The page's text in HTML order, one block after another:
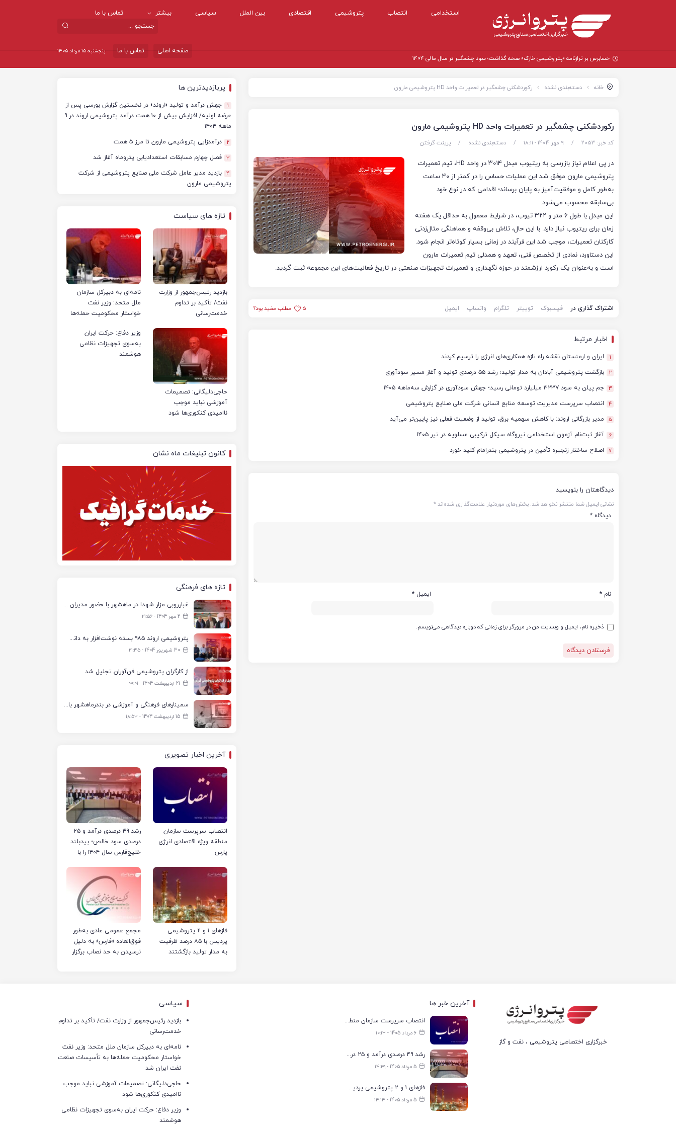
استخدامی انتصاب پتروشیمی اقتصادی بین الملل سیاسی بیشتر تماس با ما
پنجشنبه ۱۵ مرداد ۱۴۰۵ تماس با ما
صفحه اصلی
حسابرس بر ترازنامه «پتروشیمی خارک» صحه گذاشت؛ سود چشمگیر در سال مالی ۱۴۰۴
خانه دسته‌بندی نشده رکوردشکنی چشمگیر در تعمیرات واحد HD پتروشیمی مارون
رکوردشکنی چشمگیر در تعمیرات واحد HD پتروشیمی مارون
کد خبر: 2053 / 9 مهر 1404 - ۱۸:۱۱ / دسته‌بندی نشده / پرینت گرفتن
در پی اعلام نیاز بازرسی به ریتیوب مبدل ۳۰۱۴ در واحد HD، تیم تعمیرات
پتروشیمی مارون موفق شد این عملیات حساس را در کمتر از ۴۰ ساعت
به‌طور کامل و موفقیت‌آمیز به پایان برساند؛ اقدامی که در نوع خود
بی‌سابقه محسوب می‌شود.
این مبدل با طول ۶ متر و ۳۲۲ تیوب، در شرایط معمول به حداقل یک هفته
زمان برای ریتیوب نیاز دارد. با این حال، تلاش بی‌وقفه و هماهنگی مثال‌زدنی
کارکنان تعمیرات، موجب شد این فرآیند در زمانی بسیار کوتاه‌تر انجام شود.
این دستاورد، نمادی از تخصص فنی، تعهد و همدلی تیم تعمیرات مارون
است و به‌عنوان یک رکورد ارزشمند در حوزه نگهداری و تعمیرات تجهیزات صنعتی در تاریخ فعالیت‌های این مجموعه ثبت گردید.
اشتراک گذاری در فیسبوک توییتر تلگرام واتساپ ایمیل 5 مطلب مفید بود؟
اخبار مرتبط
1 ایران و ارمنستان نقشه راه تازه همکاری‌های انرژی را ترسیم کردند
2 بازگشت پتروشیمی آبادان به مدار تولید؛ رشد ۵۵ درصدی تولید و آغاز مسیر سودآوری
3 جم پیلن به سود ۳۲۳۷ میلیارد تومانی رسید؛ جهش سودآوری در گزارش سه‌ماهه ۱۴۰۵
4 انتصاب سرپرست مدیریت توسعه منابع انسانی شرکت ملی صنایع پتروشیمی
5 مدیر بازرگانی اروند: با کاهش سهمیه برق، تولید از وضعیت فعلی نیز پایین‌تر می‌آید
6 آغاز ثبت‌نام آزمون استخدامی نیروگاه سیکل ترکیبی عسلویه در تیر ۱۴۰۵
7 اصلاح ساختار زنجیره تأمین در پتروشیمی بندرامام کلید خورد
دیدگاهتان را بنویسید
نشانی ایمیل شما منتشر نخواهد شد. بخش‌های موردنیاز علامت‌گذاری شده‌اند*
دیدگاه *
نام * ایمیل *
ذخیره نام، ایمیل و وبسایت من در مرورگر برای زمانی که دوباره دیدگاهی می‌نویسم.
پربازدیدترین ها
1
جهش درآمد و تولید «اروند» در نخستین گزارش بورسی پس از
عرضه اولیه/ افزایش بیش از ۱۰ همت درآمد پتروشیمی اروند در ۹
ماهه ۱۴۰۴
2 درآمدزایی پتروشیمی مارون تا مرز ۵ همت
3 فصل چهارم مسابقات استعدادیابی پتروماه آغاز شد
4 بازدید مدیر عامل شرکت ملی صنایع پتروشیمی از شرکت
پتروشیمی مارون
تازه های سیاست
بازدید رئیس‌جمهور از وزارت
نفت/ تأکید بر تداوم
خدمت‌رسانی
نامه‌ای به دبیرکل سازمان
ملل متحد: وزیر نفت
خواستار محکومیت حمله‌ها
ایران شد
حاجی‌دلیگانی: تصمیمات
آموزشی نباید موجب
ناامیدی کنکوری‌ها شود
وزیر دفاع: حرکت ایران
به‌سوی تجهیزات نظامی
هوشمند
کانون تبلیغات ماه نشان
تازه های فرهنگی
غبارروبی مزار شهدا در ماهشهر با حضور مدیران پتروشیمی اروند و مسئولان شهری
2 مهر 1404 - ۲۱:۵۶
پتروشیمی اروند ۹۸۵ بسته نوشت‌افزار به دانش‌آموزان تحت پوشش کمیته امداد بندرماهشهر اهدا کرد
30 شهریور 1404 - ۲۱:۴۵
از کارگران پتروشیمی فن‌آوران تجلیل شد
21 اردیبهشت 1404 - ۰۰:۰۱
سمینارهای فرهنگی و آموزشی در بندرماهشهر با همکاری فرهنگ‌سرای پتروشیمی مارون
15 اردیبهشت 1404 - ۱۸:۵۳
آخرین اخبار تصویری
انتصاب سرپرست سازمان
منطقه ویژه اقتصادی انرژی
پارس
رشد ۴۹ درصدی درآمد و ۲۵
درصدی سود خالص؛ بیدبلند
خلیج‌فارس سال ۱۴۰۴ را با
رساند
فازهای ۱ و ۲ پتروشیمی
پردیس با ۸۵ درصد ظرفیت
به مدار تولید بازگشتند
مجمع عمومی عادی به‌طور
فوق‌العاده «فارس» به دلیل
نرسیدن به حد نصاب برگزار
خبرگزاری اختصاصی پتروشیمی ، نفت و گاز
آخرین خبر ها
انتصاب سرپرست سازمان منطقه ویژه اقتصادی انرژی پارس
6 مرداد 1405 - ۱۰:۱۳
رشد ۴۹ درصدی درآمد و ۲۵ درصدی سود خالص؛ بیدبلند خلیج‌فارس سال ۱۴۰۴ را با رکوردهای جدید به پایان رساند
5 مرداد 1405 - ۱۴:۲۹
فازهای ۱ و ۲ پتروشیمی پردیس با ۸۵ درصد ظرفیت به مدار تولید بازگشتند
5 مرداد 1405 - ۱۴:۱۴
سیاسی
بازدید رئیس‌جمهور از وزارت نفت/ تأکید بر تداوم
خدمت‌رسانی
نامه‌ای به دبیرکل سازمان ملل متحد: وزیر نفت
خواستار محکومیت حمله‌ها به تأسیسات صنعت
نفت ایران شد
حاجی‌دلیگانی: تصمیمات آموزشی نباید موجب
ناامیدی کنکوری‌ها شود
وزیر دفاع: حرکت ایران به‌سوی تجهیزات نظامی
هوشمند